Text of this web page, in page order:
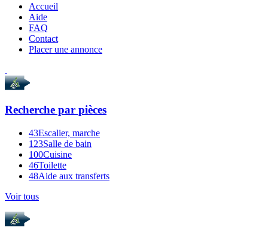
Accueil
Aide
FAQ
Contact
Placer une annonce
Recherche par pièces
43Escalier, marche
123Salle de bain
100Cuisine
46Toilette
48Aide aux transferts
Voir tous